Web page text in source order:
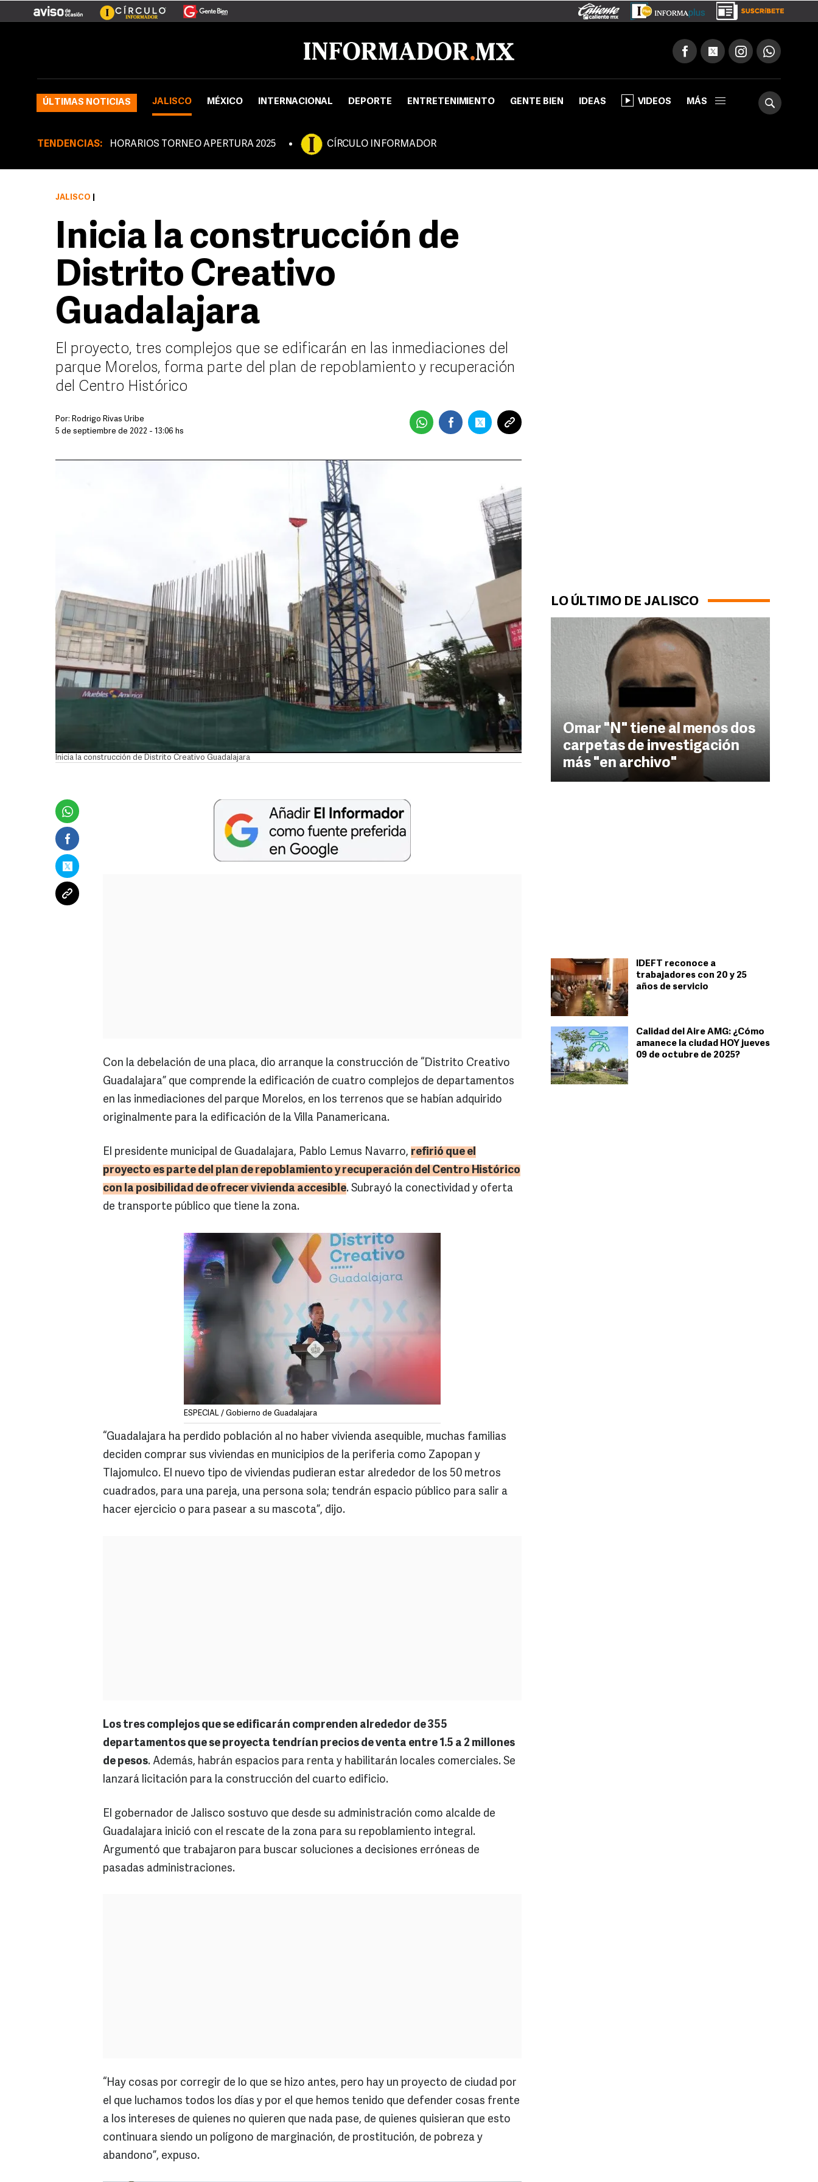
ÚLTIMAS NOTICIAS JALISCO MÉXICO INTERNACIONAL DEPORTE ENTRETENIMIENTO GENTE BIEN IDEAS VIDEOS MÁS
TENDENCIAS: HORARIOS TORNEO APERTURA 2025 CÍRCULO INFORMADOR
LO ÚLTIMO DE JALISCO
Omar "N" tiene al menos dos
carpetas de investigación
más "en archivo"
IDEFT reconoce a
trabajadores con 20 y 25
años de servicio
Calidad del Aire AMG: ¿Cómo
amanece la ciudad HOY jueves
09 de octubre de 2025?
JALISCO
Inicia la construcción de
Distrito Creativo
Guadalajara
El proyecto, tres complejos que se edificarán en las inmediaciones del
parque Morelos, forma parte del plan de repoblamiento y recuperación
del Centro Histórico
Por: Rodrigo Rivas Uribe
5 de septiembre de 2022 - 13:06 hs
Inicia la construcción de Distrito Creativo Guadalajara
Con la debelación de una placa, dio arranque la construcción de “Distrito Creativo
Guadalajara” que comprende la edificación de cuatro complejos de departamentos
en las inmediaciones del parque Morelos, en los terrenos que se habían adquirido
originalmente para la edificación de la Villa Panamericana.
El presidente municipal de Guadalajara, Pablo Lemus Navarro, refirió que el
proyecto es parte del plan de repoblamiento y recuperación del Centro Histórico
con la posibilidad de ofrecer vivienda accesible. Subrayó la conectividad y oferta
de transporte público que tiene la zona.
ESPECIAL / Gobierno de Guadalajara
“Guadalajara ha perdido población al no haber vivienda asequible, muchas familias
deciden comprar sus viviendas en municipios de la periferia como Zapopan y
Tlajomulco. El nuevo tipo de viviendas pudieran estar alrededor de los 50 metros
cuadrados, para una pareja, una persona sola; tendrán espacio público para salir a
hacer ejercicio o para pasear a su mascota”, dijo.
Los tres complejos que se edificarán comprenden alrededor de 355
departamentos que se proyecta tendrían precios de venta entre 1.5 a 2 millones
de pesos. Además, habrán espacios para renta y habilitarán locales comerciales. Se
lanzará licitación para la construcción del cuarto edificio.
El gobernador de Jalisco sostuvo que desde su administración como alcalde de
Guadalajara inició con el rescate de la zona para su repoblamiento integral.
Argumentó que trabajaron para buscar soluciones a decisiones erróneas de
pasadas administraciones.
“Hay cosas por corregir de lo que se hizo antes, pero hay un proyecto de ciudad por
el que luchamos todos los días y por el que hemos tenido que defender cosas frente
a los intereses de quienes no quieren que nada pase, de quienes quisieran que esto
continuara siendo un polígono de marginación, de prostitución, de pobreza y
abandono”, expuso.